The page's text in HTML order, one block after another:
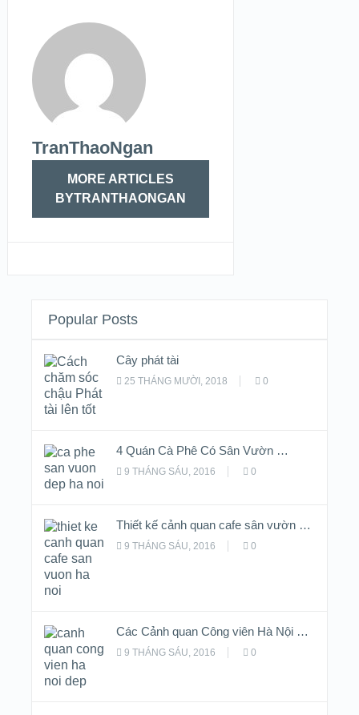
TranThaoNgan
MORE ARTICLES
BYTRANTHAONGAN
Popular Posts
Cây phát tài
25 THÁNG MƯỜI, 2018 0
4 Quán Cà Phê Có Sân Vườn …
9 THÁNG SÁU, 2016 0
Thiết kế cảnh quan cafe sân vườn …
9 THÁNG SÁU, 2016 0
Các Cảnh quan Công viên Hà Nội …
9 THÁNG SÁU, 2016 0